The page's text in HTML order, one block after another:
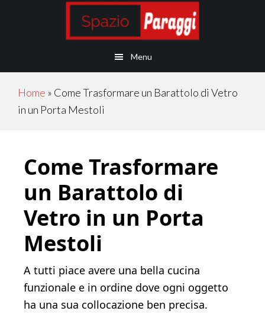
Menu
Home » Come Trasformare un Barattolo di Vetro
in un Porta Mestoli
Come Trasformare
un Barattolo di
Vetro in un Porta
Mestoli
A tutti piace avere una bella cucina
funzionale e in ordine dove ogni oggetto
ha una sua collocazione ben precisa.